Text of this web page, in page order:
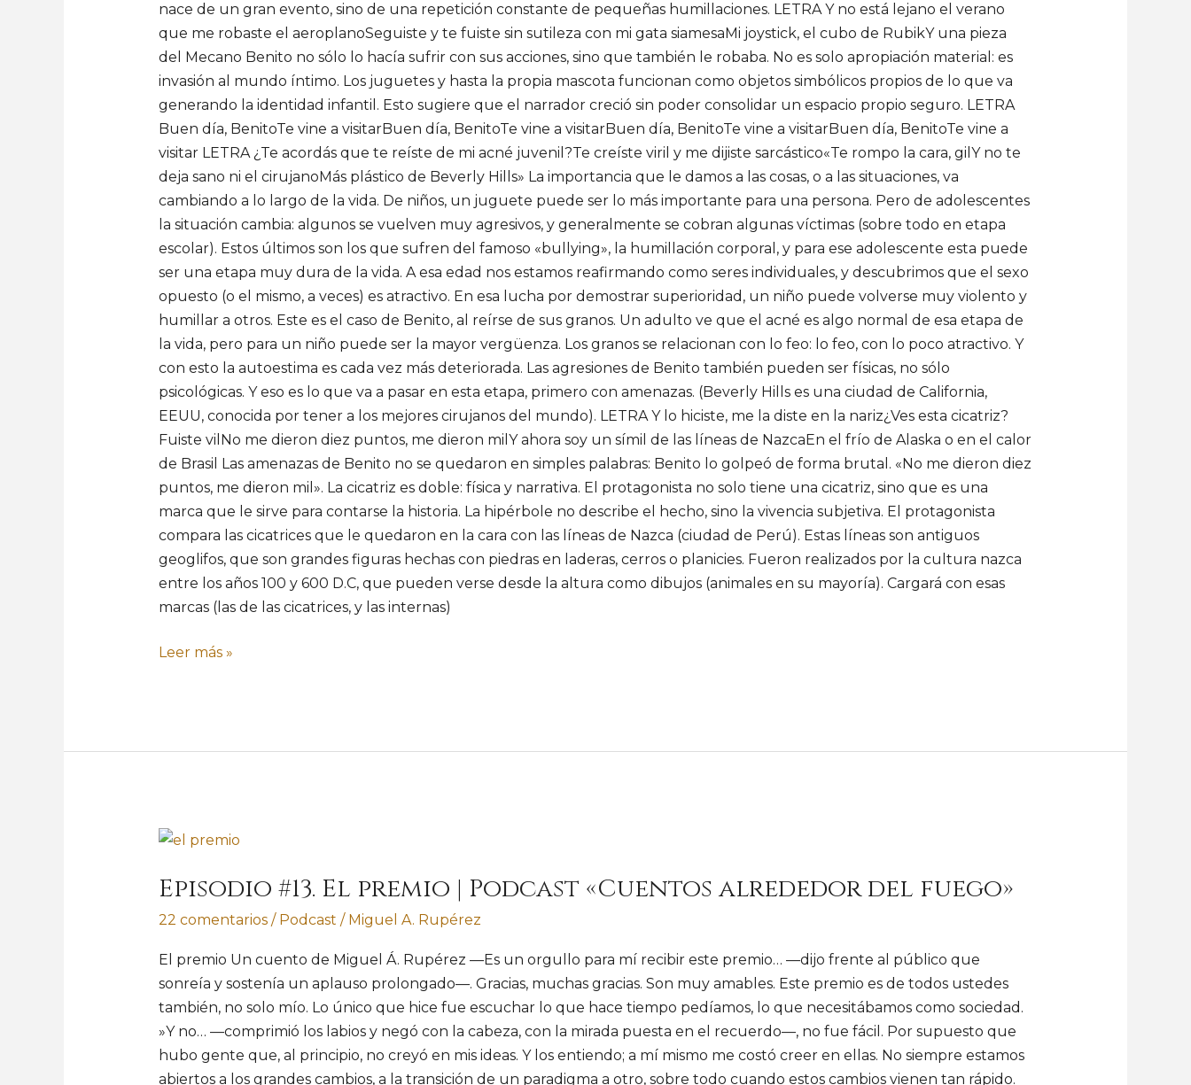
nace de un gran evento, sino de una repetición constante de pequeñas humillaciones. LETRA Y no está lejano el verano
que me robaste el aeroplanoSeguiste y te fuiste sin sutileza con mi gata siamesaMi joystick, el cubo de RubikY una pieza
del Mecano Benito no sólo lo hacía sufrir con sus acciones, sino que también le robaba. No es solo apropiación material: es
invasión al mundo íntimo. Los juguetes y hasta la propia mascota funcionan como objetos simbólicos propios de lo que va
generando la identidad infantil. Esto sugiere que el narrador creció sin poder consolidar un espacio propio seguro. LETRA
Buen día, BenitoTe vine a visitarBuen día, BenitoTe vine a visitarBuen día, BenitoTe vine a visitarBuen día, BenitoTe vine a
visitar LETRA ¿Te acordás que te reíste de mi acné juvenil?Te creíste viril y me dijiste sarcástico«Te rompo la cara, gilY no te
deja sano ni el cirujanoMás plástico de Beverly Hills» La importancia que le damos a las cosas, o a las situaciones, va
cambiando a lo largo de la vida. De niños, un juguete puede ser lo más importante para una persona. Pero de adolescentes
la situación cambia: algunos se vuelven muy agresivos, y generalmente se cobran algunas víctimas (sobre todo en etapa
escolar). Estos últimos son los que sufren del famoso «bullying», la humillación corporal, y para ese adolescente esta puede
ser una etapa muy dura de la vida. A esa edad nos estamos reafirmando como seres individuales, y descubrimos que el sexo
opuesto (o el mismo, a veces) es atractivo. En esa lucha por demostrar superioridad, un niño puede volverse muy violento y
humillar a otros. Este es el caso de Benito, al reírse de sus granos. Un adulto ve que el acné es algo normal de esa etapa de
la vida, pero para un niño puede ser la mayor vergüenza. Los granos se relacionan con lo feo: lo feo, con lo poco atractivo. Y
con esto la autoestima es cada vez más deteriorada. Las agresiones de Benito también pueden ser físicas, no sólo
psicológicas. Y eso es lo que va a pasar en esta etapa, primero con amenazas. (Beverly Hills es una ciudad de California,
EEUU, conocida por tener a los mejores cirujanos del mundo). LETRA Y lo hiciste, me la diste en la nariz¿Ves esta cicatriz?
Fuiste vilNo me dieron diez puntos, me dieron milY ahora soy un símil de las líneas de NazcaEn el frío de Alaska o en el calor
de Brasil Las amenazas de Benito no se quedaron en simples palabras: Benito lo golpeó de forma brutal. «No me dieron diez
puntos, me dieron mil». La cicatriz es doble: física y narrativa. El protagonista no solo tiene una cicatriz, sino que es una
marca que le sirve para contarse la historia. La hipérbole no describe el hecho, sino la vivencia subjetiva. El protagonista
compara las cicatrices que le quedaron en la cara con las líneas de Nazca (ciudad de Perú). Estas líneas son antiguos
geoglifos, que son grandes figuras hechas con piedras en laderas, cerros o planicies. Fueron realizados por la cultura nazca
entre los años 100 y 600 D.C, que pueden verse desde la altura como dibujos (animales en su mayoría). Cargará con esas
marcas (las de las cicatrices, y las internas)
Leer más »
Episodio #13. El premio | Podcast «Cuentos alrededor del fuego»
22 comentarios / Podcast / Miguel A. Rupérez
El premio Un cuento de Miguel Á. Rupérez —Es un orgullo para mí recibir este premio… —dijo frente al público que
sonreía y sostenía un aplauso prolongado—. Gracias, muchas gracias. Son muy amables. Este premio es de todos ustedes
también, no solo mío. Lo único que hice fue escuchar lo que hace tiempo pedíamos, lo que necesitábamos como sociedad.
»Y no… —comprimió los labios y negó con la cabeza, con la mirada puesta en el recuerdo—, no fue fácil. Por supuesto que
hubo gente que, al principio, no creyó en mis ideas. Y los entiendo; a mí mismo me costó creer en ellas. No siempre estamos
abiertos a los grandes cambios, a la transición de un paradigma a otro, sobre todo cuando estos cambios vienen tan rápido.
Episodio
El
premio
Podcast
«Cuentos
alrededor
del
fuego»